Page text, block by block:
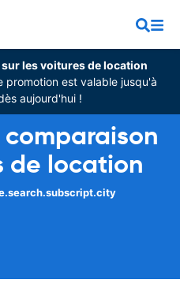
les voitures de location
promotion est valable jusqu'à
aujourd'hui !
comparaison
de location